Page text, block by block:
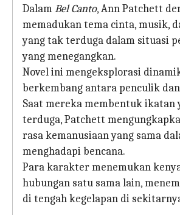
DalamBel Canto, Ann Patchett
memadukan tema cinta, musik,
yang tak terduga dalam situasi
yang menegangkan.
Novel ini mengeksplorasi
berkembang antara penculik
Saat mereka membentuk ikatan
terduga, Patchett
rasa kemanusiaan yang sama
menghadapi bencana.
Para karakter menemukan
hubungan satu sama lain,
di tengah kegelapan di